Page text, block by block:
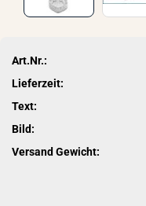
Art.Nr.:
Lieferzeit:
Text:
Bild:
Versand Gewicht: